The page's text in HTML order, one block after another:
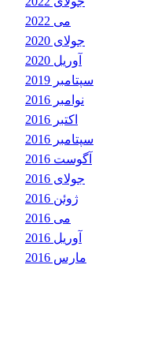
می 2022
جولای 2020
آوریل 2020
سپتامبر 2019
نوامبر 2016
اکتبر 2016
سپتامبر 2016
آگوست 2016
جولای 2016
ژوئن 2016
می 2016
آوریل 2016
مارس 2016